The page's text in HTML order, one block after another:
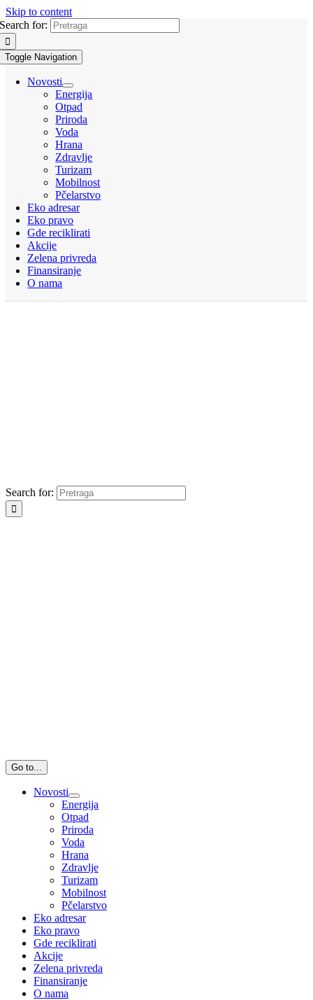
Skip to content
Search for:
Toggle Navigation
Novosti
Energija
Otpad
Priroda
Voda
Hrana
Zdravlje
Turizam
Mobilnost
Pčelarstvo
Eko adresar
Eko pravo
Gde reciklirati
Akcije
Zelena privreda
Finansiranje
O nama
Search for:
Go to...
Novosti
Energija
Otpad
Priroda
Voda
Hrana
Zdravlje
Turizam
Mobilnost
Pčelarstvo
Eko adresar
Eko pravo
Gde reciklirati
Akcije
Zelena privreda
Finansiranje
O nama